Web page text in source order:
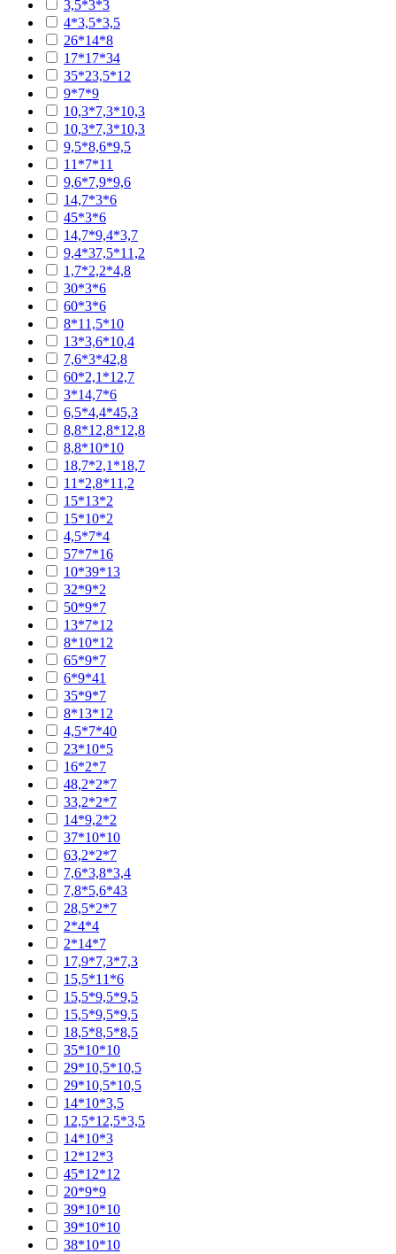
3,5*3*3
4*3,5*3,5
26*14*8
17*17*34
35*23,5*12
9*7*9
10,3*7,3*10,3
10,3*7,3*10,3
9,5*8,6*9,5
11*7*11
9,6*7,9*9,6
14,7*3*6
45*3*6
14,7*9,4*3,7
9,4*37,5*11,2
1,7*2,2*4,8
30*3*6
60*3*6
8*11,5*10
13*3,6*10,4
7,6*3*42,8
60*2,1*12,7
3*14,7*6
6,5*4,4*45,3
8,8*12,8*12,8
8,8*10*10
18,7*2,1*18,7
11*2,8*11,2
15*13*2
15*10*2
4,5*7*4
57*7*16
10*39*13
32*9*2
50*9*7
13*7*12
8*10*12
65*9*7
6*9*41
35*9*7
8*13*12
4,5*7*40
23*10*5
16*2*7
48,2*2*7
33,2*2*7
14*9,2*2
37*10*10
63,2*2*7
7,6*3,8*3,4
7,8*5,6*43
28,5*2*7
2*4*4
2*14*7
17,9*7,3*7,3
15,5*11*6
15,5*9,5*9,5
15,5*9,5*9,5
18,5*8,5*8,5
35*10*10
29*10,5*10,5
29*10,5*10,5
14*10*3,5
12,5*12,5*3,5
14*10*3
12*12*3
45*12*12
20*9*9
39*10*10
39*10*10
38*10*10